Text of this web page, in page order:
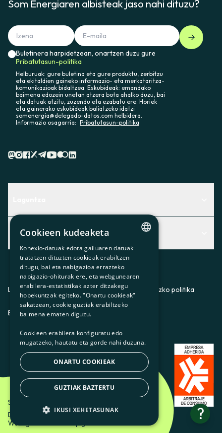
Som Energiaren albisteak jaso nahi dituzu?
Buletinera harpidetzean, onartzen duzu gure
Pribatutasun-politika
Helburuak: gure buletina eta gure produktu, zerbitzu
eta ekitaldien gaineko informazio- eta merkataritza-
komunikazioak bidaltzea. Eskubideak: emandako
baimena edozein unetan atzera bota ahalko duzu, bai
eta datuak atzitu, zuzendu eta ezabatu ere. Horiek
eta gainerako eskubideak baliatzeko idatzi
somenergia@delegado-datos.com helbidera.
Informazio osagarria: Pribatutasun-politika
Centro de Ayuda
Aurkitu zerbitzurik egokiena zuretzat
Contacto
Albisteak
Albisteak
Bazkideen txokoa
Prentsa
Gurekin lan egin
Lege-oharraPribatutasun-politikaCookieei buruzko politika
ES CAGLEU
Som Energia SCCL - 2026
Diseinatzailea: Etéreo Design.
Web-garatzailea: Utopig Studio
?
CATALAN
SPANISH
GL
BASQUE
Cookieen kudeaketa
Konexio-datuak edota gailuaren datuak
tratatzen dituzten cookieak erabiltzen
ditugu, bai eta nabigazioa errazteko
nabigazio-ohiturak ere, eta webgunearen
erabilera-estatistikak azter ditzakegu
hobekuntzak egiteko. "Onartu cookieak"
sakatzean, cookie guztiak erabiltzeko
baimena ematen diguzu.
Cookieen erabilera konfiguratu edo
mugatzeko, hautatu eta gorde nahi duzuna.
ONARTU COOKIEAK
GUZTIAK BAZTERTU
IKUSI XEHETASUNAK
OINARRIZKOAK